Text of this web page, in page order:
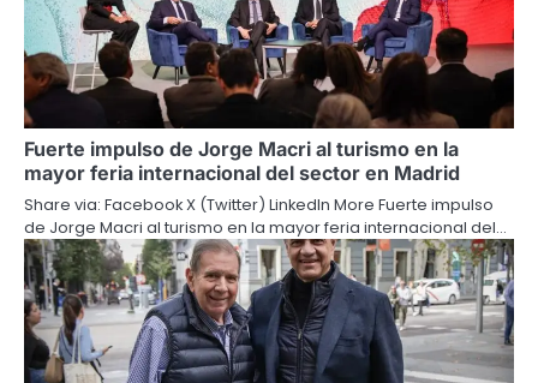
Fuerte impulso de Jorge Macri al turismo en la
mayor feria internacional del sector en Madrid
Share via: Facebook X (Twitter) LinkedIn More Fuerte impulso
de Jorge Macri al turismo en la mayor feria internacional del…